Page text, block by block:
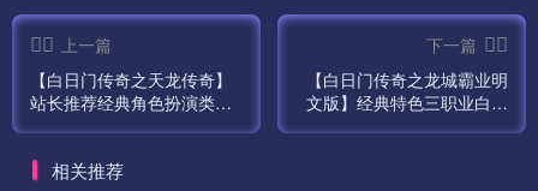
上一篇
【白日门传奇之天龙传奇】
站长推荐经典角色扮演类白
GM网页后台工具-安卓版
下一篇
【白日门传奇之龙城霸业明
文版】经典特色三职业白日
相关推荐